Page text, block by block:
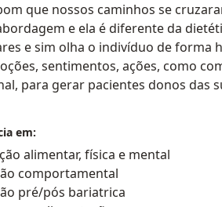
que nossos caminhos se
e ela é diferente da
e sim olha o indivíduo de forma
sentimentos, ações, como
para gerar pacientes donos das
no seu próprio processo de
leva em média 1h30min, por
muita escuta ativa, para cada vez
com planos de
em mudanças de consciência
em:
alimentar, física e mental
comportamental
pré/pós bariatrica